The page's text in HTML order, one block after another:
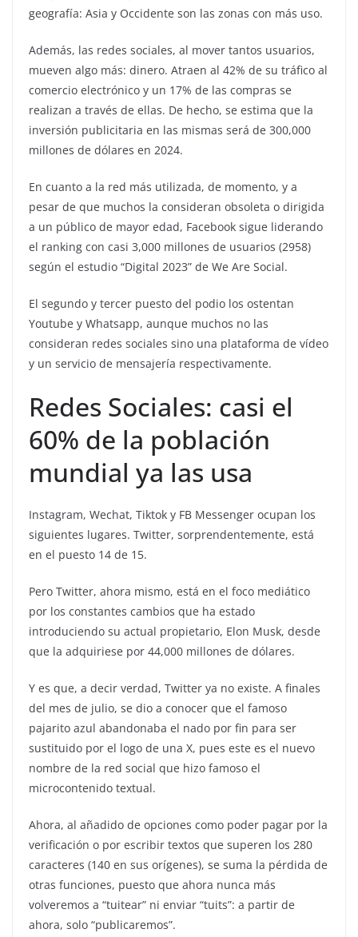
geografía: Asia y Occidente son las zonas con más uso.
Además, las redes sociales, al mover tantos usuarios,
mueven algo más: dinero. Atraen al 42% de su tráfico al
comercio electrónico y un 17% de las compras se
realizan a través de ellas. De hecho, se estima que la
inversión publicitaria en las mismas será de 300,000
millones de dólares en 2024.
En cuanto a la red más utilizada, de momento, y a
pesar de que muchos la consideran obsoleta o dirigida
a un público de mayor edad, Facebook sigue liderando
el ranking con casi 3,000 millones de usuarios (2958)
según el estudio “Digital 2023” de We Are Social.
El segundo y tercer puesto del podio los ostentan
Youtube y Whatsapp, aunque muchos no las
consideran redes sociales sino una plataforma de vídeo
y un servicio de mensajería respectivamente.
Redes Sociales: casi el
60% de la población
mundial ya las usa
Instagram, Wechat, Tiktok y FB Messenger ocupan los
siguientes lugares. Twitter, sorprendentemente, está
en el puesto 14 de 15.
Pero Twitter, ahora mismo, está en el foco mediático
por los constantes cambios que ha estado
introduciendo su actual propietario, Elon Musk, desde
que la adquiriese por 44,000 millones de dólares.
Y es que, a decir verdad, Twitter ya no existe. A finales
del mes de julio, se dio a conocer que el famoso
pajarito azul abandonaba el nado por fin para ser
sustituido por el logo de una X, pues este es el nuevo
nombre de la red social que hizo famoso el
microcontenido textual.
Ahora, al añadido de opciones como poder pagar por la
verificación o por escribir textos que superen los 280
caracteres (140 en sus orígenes), se suma la pérdida de
otras funciones, puesto que ahora nunca más
volveremos a “tuitear” ni enviar “tuits”: a partir de
ahora, solo “publicaremos”.